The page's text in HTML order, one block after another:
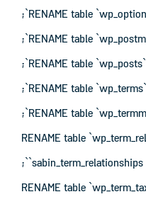
RENAME table
RENAME table
RENAME table
RENAME table
RENAME table
RENAME table
`sabin_term_relationships`;
RENAME table